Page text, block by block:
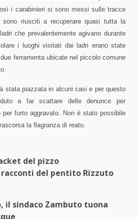
i carabinieri si sono messi sulle tracce
riusciti a recuperare quasi tutta la
che prevalentemente agivano durante
i luoghi visitati dai ladri erano state
ferramenta ubicate nel piccolo comune
stata piazzata in alcuni casi e per questo
a far scattare delle denunce per
furto aggravato. Non è stato possibile
la flagranza di reato.
del pizzo
del pentito Rizzuto
il sindaco Zambuto tuona